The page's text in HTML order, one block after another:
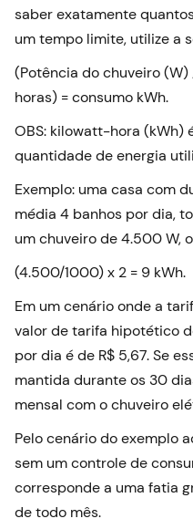
saber exatamente
um tempo limite, utilize a
(Potência do chuveiro
horas) = consumo kWh.
OBS: kilowatt-hora (kWh)
quantidade de energia
Exemplo: uma casa com
média 4 banhos por dia,
um chuveiro de 4.500 W,
(4.500/1000) x 2 = 9 kWh.
Em um cenário onde a
valor de tarifa hipotético
por dia é de R$ 5,67. Se
mantida durante os 30
mensal com o chuveiro
Pelo cenário do exemplo
sem um controle de
corresponde a uma fatia
de todo mês.